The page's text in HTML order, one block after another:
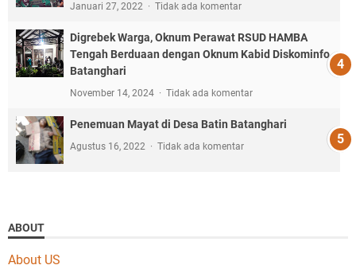
Januari 27, 2022 Tidak ada komentar
Digrebek Warga, Oknum Perawat RSUD HAMBA
Tengah Berduaan dengan Oknum Kabid Diskominfo
Batanghari
November 14, 2024 Tidak ada komentar
Penemuan Mayat di Desa Batin Batanghari
Agustus 16, 2022 Tidak ada komentar
ABOUT
About US